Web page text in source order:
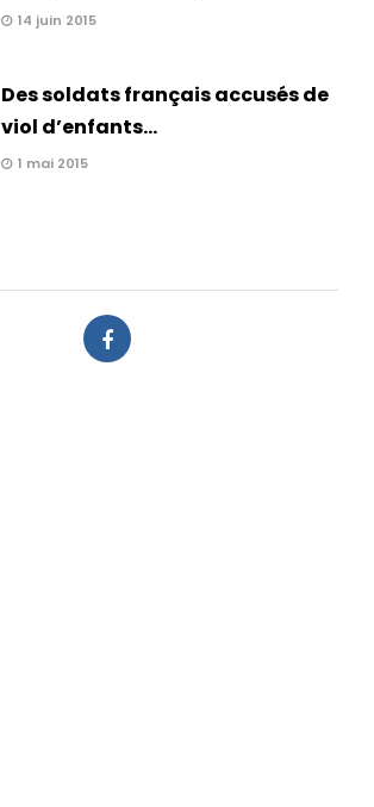
14 juin 2015
Des soldats français accusés de
viol d’enfants...
1 mai 2015